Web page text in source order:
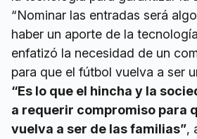
“Nominar las entradas será
haber un aporte de la
enfatizó la necesidad de un
para que el fútbol vuelva a ser
“Es lo que el hincha y la
a requerir compromiso para
vuelva a ser de las familias”,